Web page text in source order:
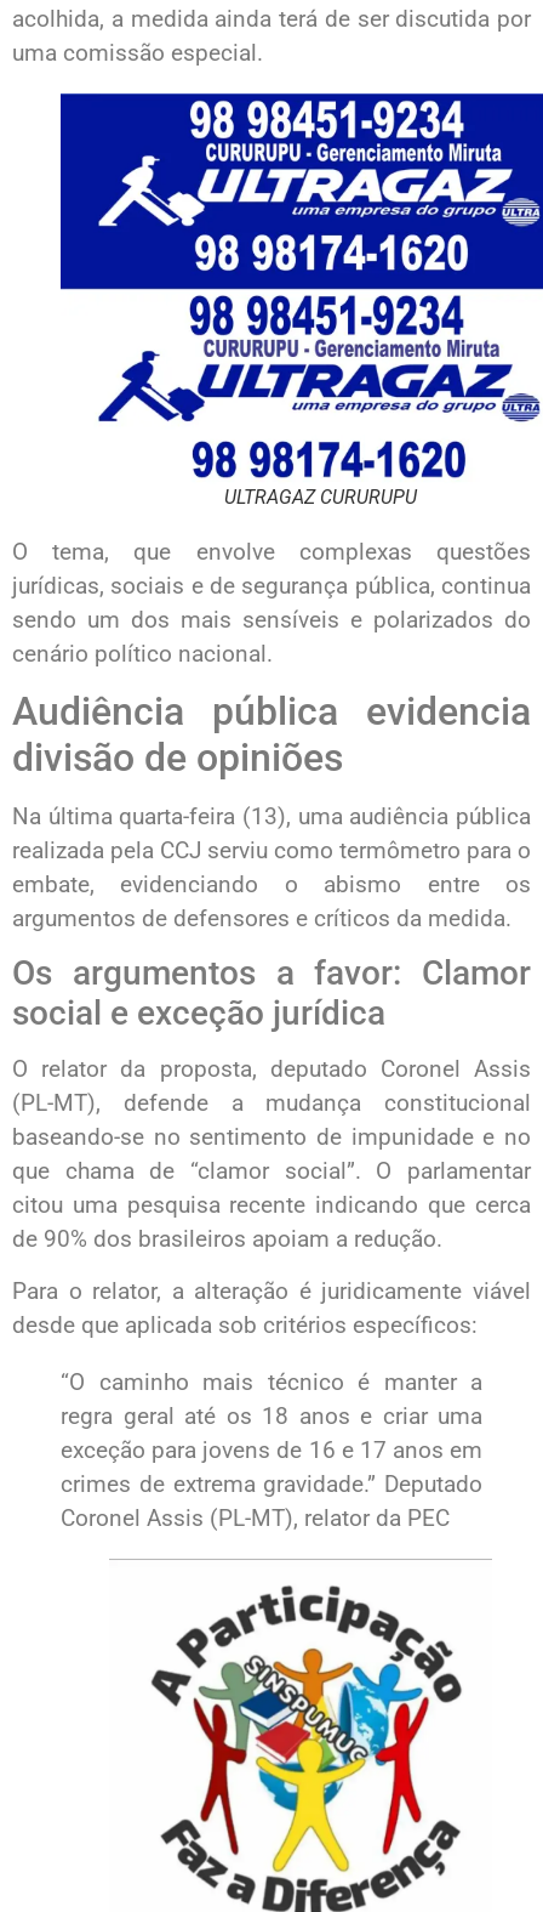
acolhida, a medida ainda terá de ser discutida por
uma comissão especial.
ULTRAGAZ CURURUPU
O tema, que envolve complexas questões
jurídicas, sociais e de segurança pública, continua
sendo um dos mais sensíveis e polarizados do
cenário político nacional.
Audiência pública evidencia
divisão de opiniões
Na última quarta-feira (13), uma audiência pública
realizada pela CCJ serviu como termômetro para o
embate, evidenciando o abismo entre os
argumentos de defensores e críticos da medida.
Os argumentos a favor: Clamor
social e exceção jurídica
O relator da proposta, deputado Coronel Assis
(PL-MT), defende a mudança constitucional
baseando-se no sentimento de impunidade e no
que chama de “clamor social”. O parlamentar
citou uma pesquisa recente indicando que cerca
de 90% dos brasileiros apoiam a redução.
Para o relator, a alteração é juridicamente viável
desde que aplicada sob critérios específicos:
“O caminho mais técnico é manter a
regra geral até os 18 anos e criar uma
exceção para jovens de 16 e 17 anos em
crimes de extrema gravidade.” Deputado
Coronel Assis (PL-MT), relator da PEC